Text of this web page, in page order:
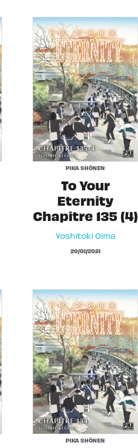
PIKA SHÔNEN
To Your
Eternity
Chapitre 135 (4)
Yoshitoki Oima
20/01/2021
PIKA SHÔNEN